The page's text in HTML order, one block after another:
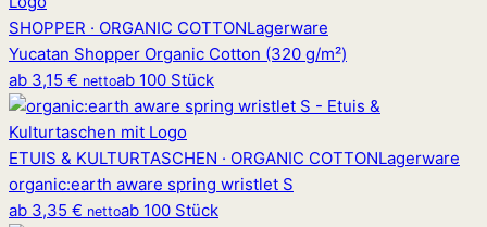
SHOPPER · ORGANIC COTTONLagerware
Yucatan Shopper Organic Cotton (320 g/m²)
ab 3,15 € nettoab 100 Stück
ETUIS & KULTURTASCHEN · ORGANIC COTTONLagerware
organic:earth aware spring wristlet S
ab 3,35 € nettoab 100 Stück